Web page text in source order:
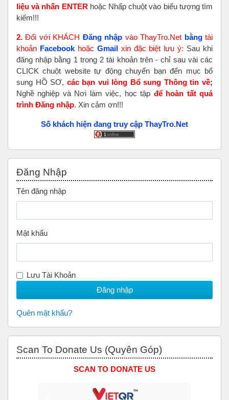
liệu và nhấn ENTER hoặc Nhấp chuột vào biểu tượng tìm
kiếm!!!
2. Đối với KHÁCH Đăng nhập vào ThayTro.Net bằngtài
khoản Facebook hoặc Gmailxin đặc biệt lưu ý: Sau khi
đăng nhập bằng 1 trong 2 tài khoản trên - chỉ sau vài các
CLICK chuột website tự động chuyển bạn đến mục bổ
sung HỒ SƠ, các bạn vui lòng Bổ sung Thông tin về;
Nghề nghiệp và Nơi làm việc, học tập để hoàn tấtquá
trình Đăng nhập. Xin cảm ơn!!!
Số khách hiện đang truy cập ThayTro.Net
Đăng Nhập
Tên đăng nhập
Mật khẩu
Lưu Tài Khoản
Quên mật khẩu?
Scan To Donate Us (Quyên Góp)
SCAN TO DONATE US